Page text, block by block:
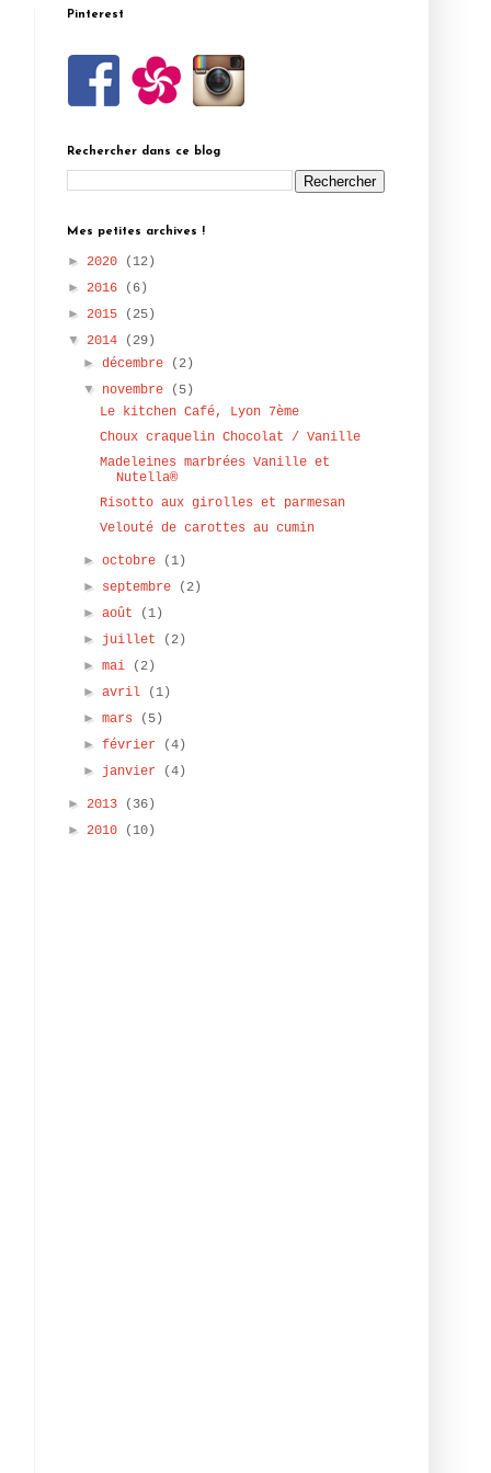
Pinterest
Rechercher dans ce blog
Mes petites archives !
► 2020
(12)
► 2016
(6)
► 2015
(25)
▼ 2014
(29)
►décembre
(2)
▼ novembre
(5)
Le kitchen Café, Lyon 7ème
Choux craquelin Chocolat / Vanille
Madeleines marbrées Vanille et
Nutella®
Risotto aux girolles et parmesan
Velouté de carottes au cumin
►octobre
(1)
► septembre
(2)
►août
(1)
► juillet
(2)
►mai
(2)
►avril
(1)
►mars
(5)
►février
(4)
► janvier (4)
► 2013
(36)
► 2010 (10)